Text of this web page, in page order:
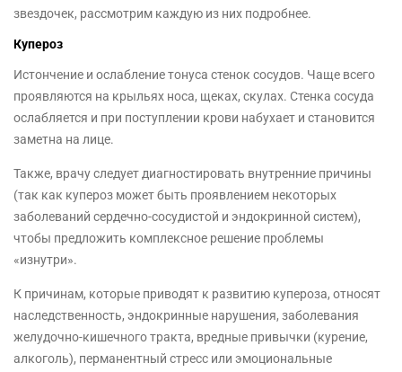
звездочек, рассмотрим каждую из них подробнее.
Купероз
Истончение и ослабление тонуса стенок сосудов. Чаще всего
проявляются на крыльях носа, щеках, скулах. Стенка сосуда
ослабляется и при поступлении крови набухает и становится
заметна на лице.
Также, врачу следует диагностировать внутренние причины
(так как купероз может быть проявлением некоторых
заболеваний сердечно-сосудистой и эндокринной систем),
чтобы предложить комплексное решение проблемы
«изнутри».
К причинам, которые приводят к развитию купероза, относят
наследственность, эндокринные нарушения, заболевания
желудочно-кишечного тракта, вредные привычки (курение,
алкоголь), перманентный стресс или эмоциональные